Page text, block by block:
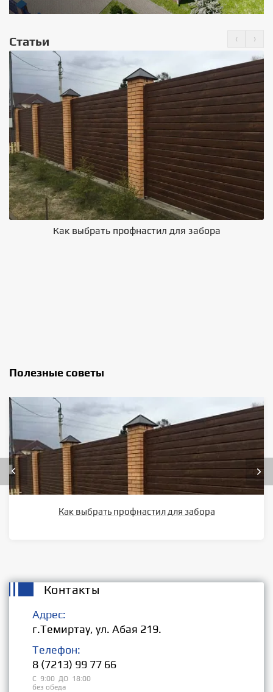
Статьи ‹ ›
Как выбрать профнастил для забора
Полезные советы
Как выбрать профнастил для забора
Контакты
Адрес:
г.Темиртау, ул. Абая 219.
Телефон:
8 (7213) 99 77 66
С 9:00 ДО 18:00
без обеда